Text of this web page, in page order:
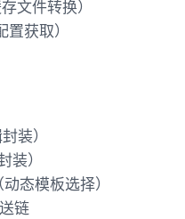
文件转换）
获取）
装）
装）
态模板选择）
链